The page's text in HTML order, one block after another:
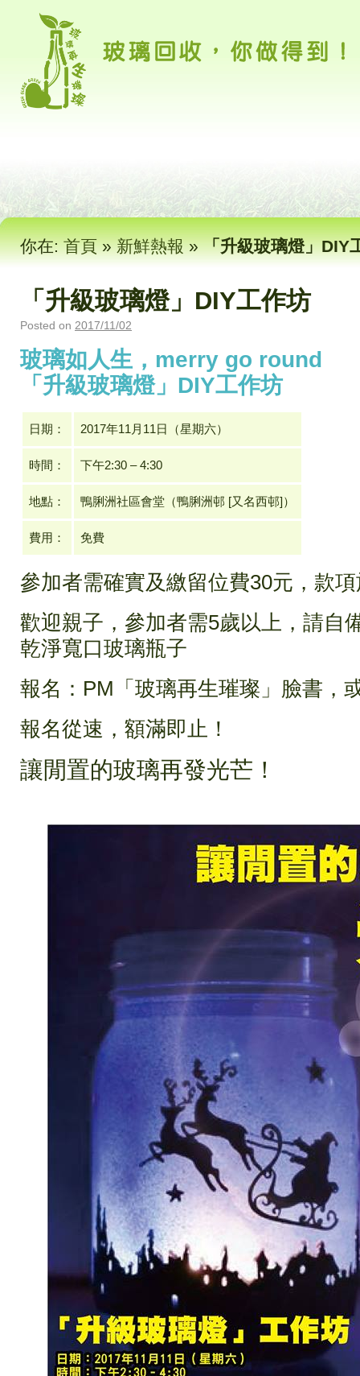
你在:首頁»新鮮熱報»「升級玻璃燈」DIY
「升級玻璃燈」DIY工作坊
Posted on 2017/11/02
玻璃如人生，merry go round
「升級玻璃燈」DIY工作坊
日期： 2017年11月11日（星期六）
時間： 下午2:30 – 4:30
地點： 鴨脷洲社區會堂（鴨脷洲邨 [又名西邨]）
費用： 免費
參加者需確實及繳留位費30元，款
歡迎親子，參加者需5歲以上，請自
乾淨寬口玻璃瓶子
報名：PM「玻璃再生璀璨」臉書，
報名從速，額滿即止！
讓閒置的玻璃再發光芒！